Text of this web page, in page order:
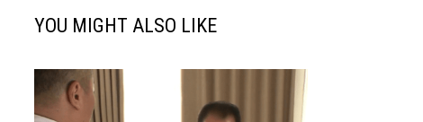
YOU MIGHT ALSO LIKE